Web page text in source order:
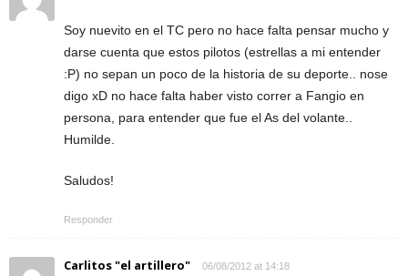
Soy nuevito en el TC pero no hace falta pensar mucho y
darse cuenta que estos pilotos (estrellas a mi entender
:P) no sepan un poco de la historia de su deporte.. nose
digo xD no hace falta haber visto correr a Fangio en
persona, para entender que fue el As del volante..
Humilde.
Saludos!
Responder
Carlitos "el artillero" 06/08/2012 at 14:18